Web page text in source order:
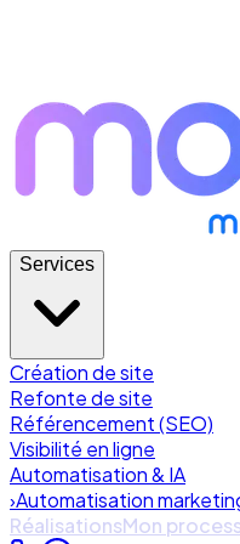
Services
Création de site
Refonte de site
Référencement (SEO)
Visibilité en ligne
Automatisation & IA
›Automatisation
RéalisationsMon process